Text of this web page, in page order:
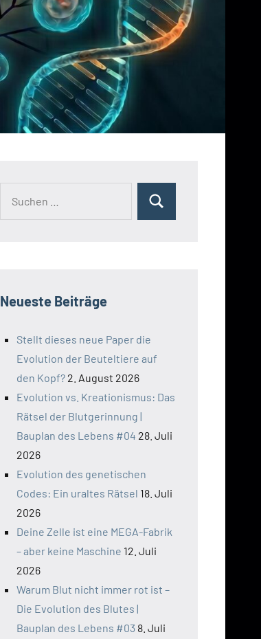
Suchen
Neueste Beiträge
Stellt dieses neue Paper die
Evolution der Beuteltiere auf
den Kopf? 2. August 2026
Evolution vs. Kreationismus: Das
Rätsel der Blutgerinnung |
Bauplan des Lebens #04 28. Juli
2026
Evolution des genetischen
Codes: Ein uraltes Rätsel 18. Juli
2026
Deine Zelle ist eine MEGA-Fabrik
– aber keine Maschine 12. Juli
2026
Warum Blut nicht immer rot ist –
Die Evolution des Blutes |
Bauplan des Lebens #03 8. Juli